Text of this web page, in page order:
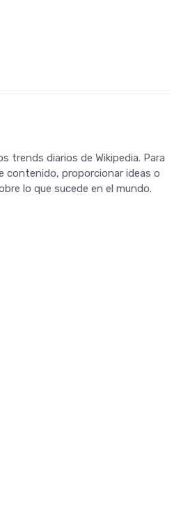
trends diarios de Wikipedia. Para
contenido, proporcionar ideas o
lo que sucede en el mundo.